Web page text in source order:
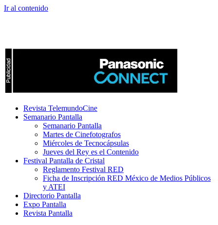
Ir al contenido
Revista TelemundoCine
Semanario Pantalla
Semanario Pantalla
Martes de Cinefotografos
Miércoles de Tecnocápsulas
Jueves del Rey es el Contenido
Festival Pantalla de Cristal
Reglamento Festival RED
Ficha de Inscripción RED México de Medios Públicos
y ATEI
Directorio Pantalla
Expo Pantalla
Revista Pantalla